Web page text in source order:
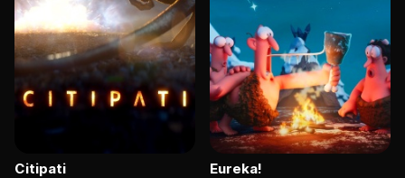
Citipati Eureka!